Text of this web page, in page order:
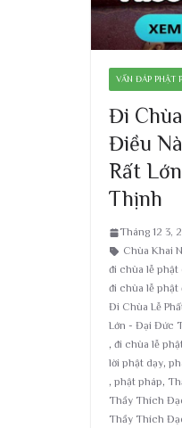
VẤN ĐÁP PHẬT
Đi
Điều
Rất
Thịnh
Tháng 12 3,
Chùa Khai
đi chùa lễ phật
đi chùa lễ phật
Đi Chùa Lễ
Lớn - Đại Đức
, đi chùa lễ
lời phật dạy,
, phật pháp,
Thầy Thích
Thầy Thích